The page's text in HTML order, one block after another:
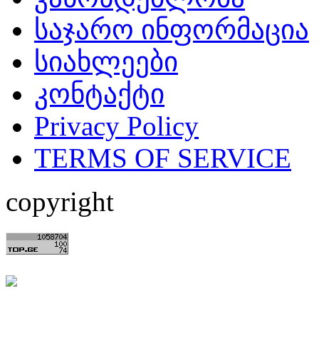
საჯარო ინფორმაცია
სიახლეები
კონტაქტი
Privacy Policy
TERMS OF SERVICE
copyright